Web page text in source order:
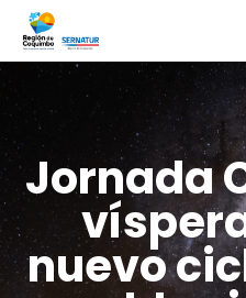
Jornada
nuevo